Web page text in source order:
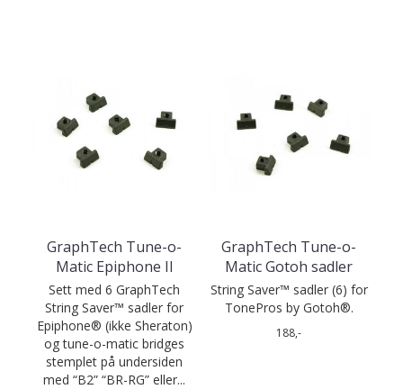
GraphTech Tune-o-
Matic Epiphone II
Sett med 6 GraphTech
String Saver™ sadler for
Epiphone® (ikke Sheraton)
og tune-o-matic bridges
stemplet på undersiden
med “B2” “BR-RG” eller...
GraphTech Tune-o-
Matic Gotoh sadler
String Saver™ sadler (6) for
TonePros by Gotoh®.
188,-